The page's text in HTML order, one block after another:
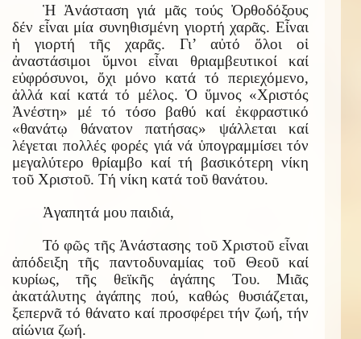
Ἡ Ἀνάσταση γιά μᾶς τούς Ὀρθοδόξους
δέν εἶναι μία συνηθισμένη γιορτή χαρᾶς. Εἶναι
ἡ γιορτή τῆς χαρᾶς. Γι’ αὐτό ὅλοι οἱ
ἀναστάσιμοι ὕμνοι εἶναι θριαμβευτικοί καί
εὐφρόσυνοι, ὄχι μόνο κατά τό περιεχόμενο,
ἀλλά καί κατά τό μέλος. Ὁ ὕμνος «Χριστός
Ἀνέστη» μέ τό τόσο βαθύ καί ἐκφραστικό
«θανάτῳ θάνατον πατήσας» ψάλλεται καί
λέγεται πολλές φορές γιά νά ὑπογραμμίσει τόν
μεγαλύτερο θρίαμβο καί τή βασικότερη νίκη
τοῦ Χριστοῦ. Τή νίκη κατά τοῦ θανάτου.
Ἀγαπητά μου παιδιά,
Τό φῶς τῆς Ἀνάστασης τοῦ Χριστοῦ εἶναι
ἀπόδειξη τῆς παντοδυναμίας τοῦ Θεοῦ καί
κυρίως, τῆς θεϊκῆς ἀγάπης Του. Μιᾶς
ἀκατάλυτης ἀγάπης πού, καθώς θυσιάζεται,
ξεπερνᾶ τό θάνατο καί προσφέρει τήν ζωή, τήν
αἰώνια ζωή.